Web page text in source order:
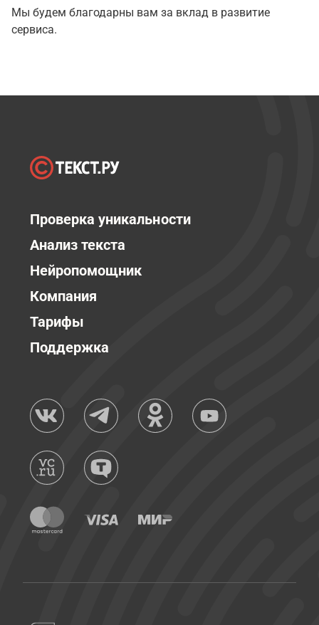
Мы будем благодарны вам за вклад в развитие
сервиса.
Проверка уникальности
Анализ текста
Нейропомощник
Компания
Тарифы
Поддержка